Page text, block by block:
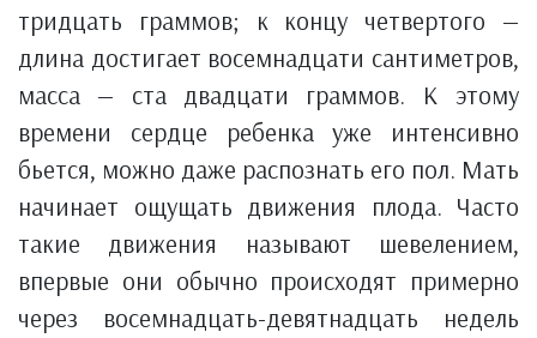
тридцать граммов; к концу четвертого —
длина достигает восемнадцати сантиметров,
масса — ста двадцати граммов. К этому
времени сердце ребенка уже интенсивно
бьется, можно даже распознать его пол. Мать
начинает ощущать движения плода. Часто
такие движения называют шевелением,
впервые они обычно происходят примерно
через восемнадцать-девятнадцать недель